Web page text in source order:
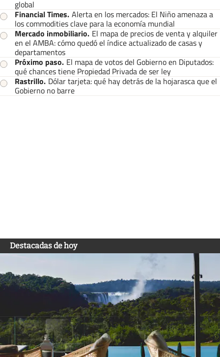
global
Financial Times. Alerta en los mercados: El Niño amenaza a
los commodities clave para la economía mundial
Mercado inmobiliario. El mapa de precios de venta y alquiler
en el AMBA: cómo quedó el índice actualizado de casas y
departamentos
Próximo paso. El mapa de votos del Gobierno en Diputados:
qué chances tiene Propiedad Privada de ser ley
Rastrillo. Dólar tarjeta: qué hay detrás de la hojarasca que el
Gobierno no barre
Destacadas de hoy